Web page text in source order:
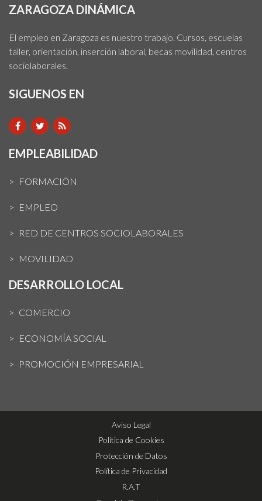
ZARAGOZA DINÁMICA
El empleo en Zaragoza es nuestro trabajo. Cursos, escuelas
taller, orientación, inserción laboral, becas movilidad, centros
sociolaborales.
SIGUENOS EN
EMPLEABILIDAD
FORMACIÓN
EMPLEO
RED DE CENTROS SOCIOLABORALES
MOVILIDAD
DESARROLLO LOCAL
COMERCIO
ECONOMÍA SOCIAL
PROMOCIÓN EMPRESARIAL
Aviso Legal
Política de Cookies
Protección de Datos
Política de Privacidad
R.A.T